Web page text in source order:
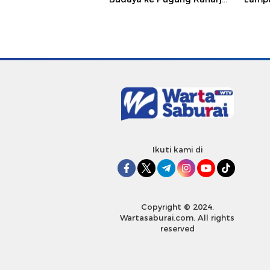
Ikuti kami di
Copyright © 2024.
Wartasaburai.com. All rights
reserved